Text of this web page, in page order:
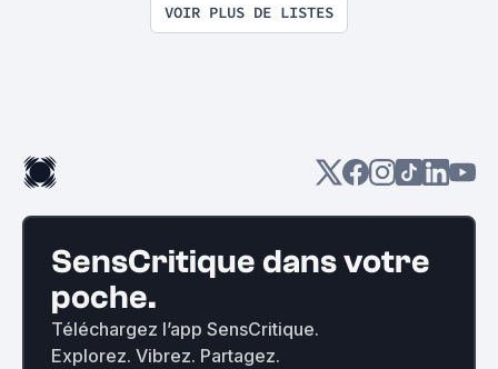
VOIR PLUS DE LISTES
SensCritique dans votre
poche.
Téléchargez l’app SensCritique.
Explorez. Vibrez. Partagez.